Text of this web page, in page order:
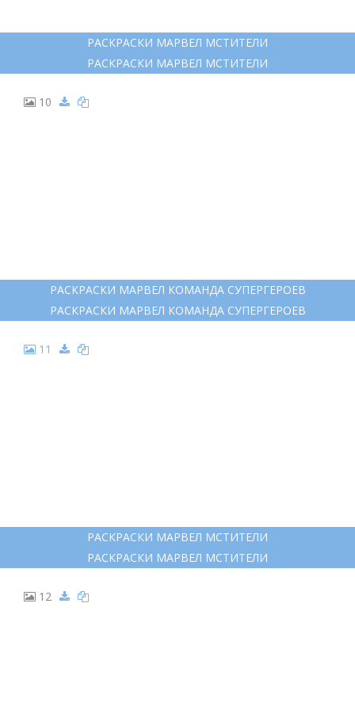
РАСКРАСКИ МАРВЕЛ МСТИТЕЛИ
РАСКРАСКИ МАРВЕЛ МСТИТЕЛИ
10
РАСКРАСКИ МАРВЕЛ КОМАНДА СУПЕРГЕРОЕВ
РАСКРАСКИ МАРВЕЛ КОМАНДА СУПЕРГЕРОЕВ
11
РАСКРАСКИ МАРВЕЛ МСТИТЕЛИ
РАСКРАСКИ МАРВЕЛ МСТИТЕЛИ
12